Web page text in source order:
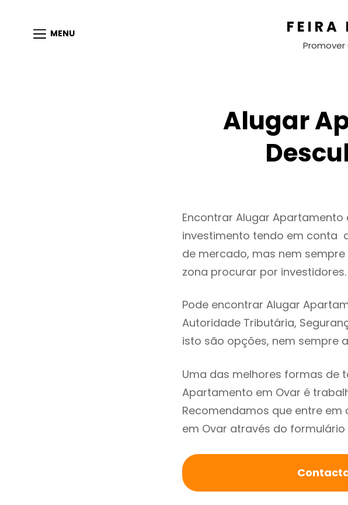
MENU FEIRA
Promover
Alugar
Encontrar Alugar
investimento tendo em conta
de mercado, mas nem
zona procurar por investidores.
Pode encontrar Alugar
Autoridade Tributária,
isto são opções, nem sempre
Uma das melhores formas de
Apartamento em Ovar é
Recomendamos que entre
em Ovar através do